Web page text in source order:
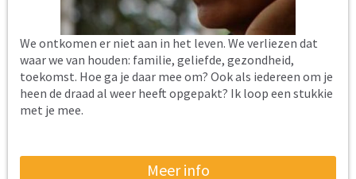
We ontkomen er niet aan in het leven. We verliezen dat
waar we van houden: familie, geliefde, gezondheid,
toekomst. Hoe ga je daar mee om? Ook als iedereen om je
heen de draad al weer heeft opgepakt? Ik loop een stukkie
met je mee.
Meer info